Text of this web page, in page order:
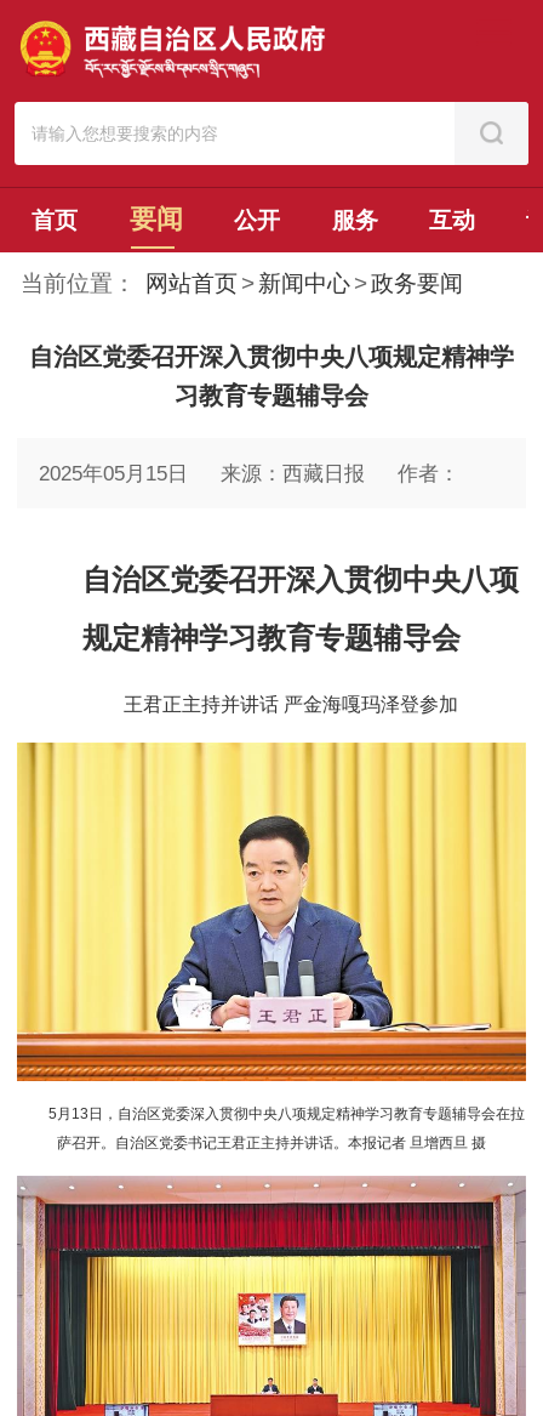
首页 要闻 公开 服务 互动
当前位置： 网站首页 > 新闻中心 >政务要闻
自治区党委召开深入贯彻中央八项规定精神学
习教育专题辅导会
2025年05月15日 来源：西藏日报 作者：
自治区党委召开深入贯彻中央八项
规定精神学习教育专题辅导会
王君正主持并讲话 严金海嘎玛泽登参加
5月13日，自治区党委深入贯彻中央八项规定精神学习教育专题辅导会在拉
萨召开。自治区党委书记王君正主持并讲话。本报记者 旦增西旦 摄